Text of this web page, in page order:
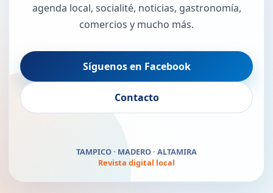
agenda local, socialité, noticias, gastronomía,
comercios y mucho más.
Síguenos en Facebook
Contacto
El Puerto Jaibo vuelve
pronto
TAMPICO · MADERO · ALTAMIRA
Revista digital local